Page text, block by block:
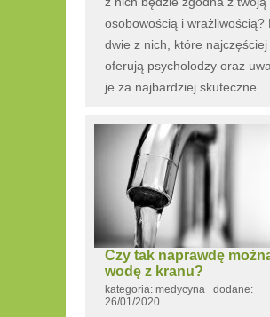
osobowością i wrażliwością?
dwie z nich, które najczęściej
oferują psycholodzy oraz
je za najbardziej skuteczne.
Czy tak naprawdę
wodę z kranu?
kategoria: medycyna dodane:
26/01/2020